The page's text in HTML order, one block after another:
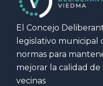
El Concejo
legislativo municipal
normas para
mejorar la calidad de
vecinas